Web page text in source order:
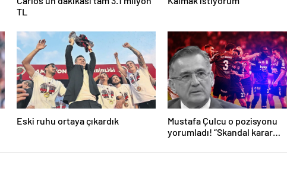
TL
Eski ruhu ortaya çıkardık
Mustafa Çulcu o pozisyonu
yorumladı! “Skandal karar